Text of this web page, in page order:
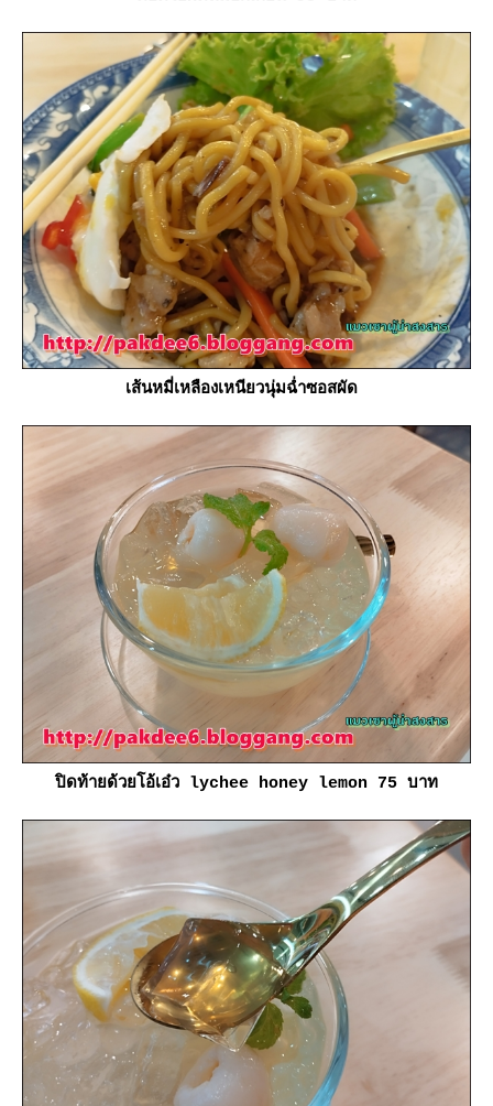
เส้นหมี่เหลืองเหนียวนุ่มฉ่ำซอสผัด
ปิดท้ายด้วยโอ้เอ๋ว lychee honey lemon 75 บาท